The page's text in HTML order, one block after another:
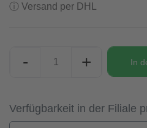
ⓘ Versand per DHL
- + In
Verfügbarkeit in der Filiale